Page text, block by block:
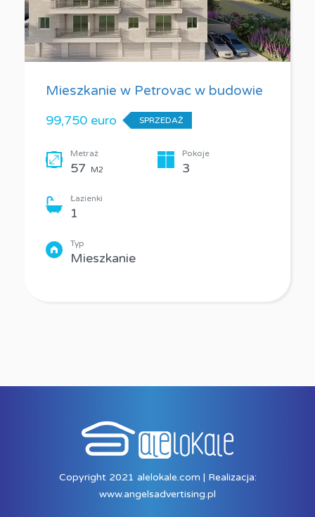
Mieszkanie w Petrovac w budowie
99,750 euro
SPRZEDAŻ
Metraż
57 M2
Pokoje
3
Łazienki
1
Typ
Mieszkanie
Copyright 2021 alelokale.com | Realizacja:
www.angelsadvertising.pl